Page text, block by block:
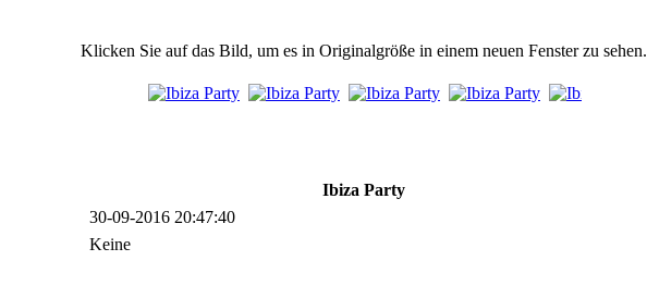
Klicken Sie auf das Bild, um es in Originalgröße in einem neuen Fenster zu sehen.
Ibiza Party
30-09-2016 20:47:40
Keine